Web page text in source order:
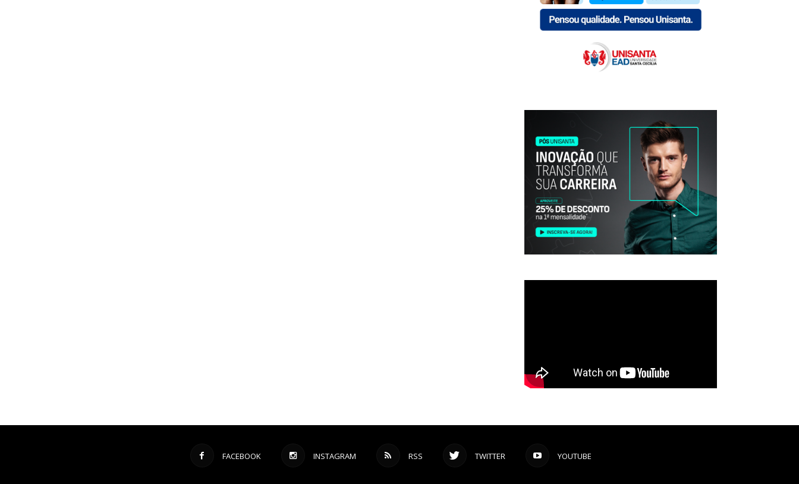
FACEBOOK INSTAGRAM RSS TWITTER YOUTUBE